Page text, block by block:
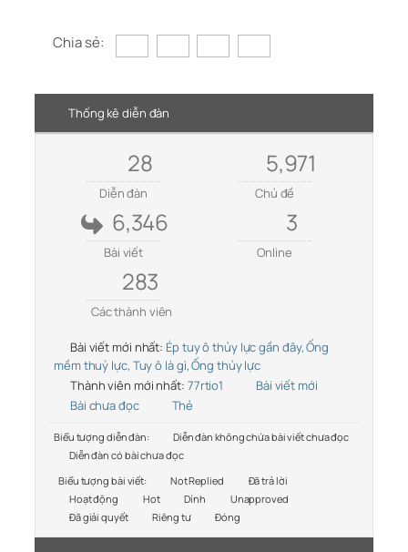
Chia sẻ:
Thống kê diễn đàn
28
Diễn đàn
5,971
Chủ đề
6,346
Bài viết
3
Online
283
Các thành viên
Bài viết mới nhất: Ép tuy ô thủy lực gần đây, Ống
mềm thuỷ lực, Tuy ô là gì, Ống thủy lực
Thành viên mới nhất: 77rtio1
Bài viết mới
Bài chưa đọc
Thẻ
Biểu tượng diễn đàn:
Diễn đàn không chứa bài viết chưa đọc
Diễn đàn có bài chưa đọc
Biểu tượng bài viết:
Not Replied
Đã trả lời
Hoạt động
Hot Dính
Unapproved
Đã giải quyết
Riêng tư Đóng